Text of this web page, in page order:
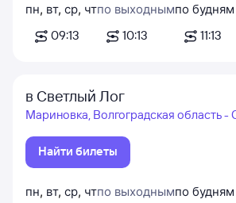
пн, вт, ср, чт
09:13
по выходным
10:13
по будням
11:13
в Светлый Лог
Мариновка, Волгоградская область -
Найти билеты
пн, вт, ср, чтпо выходнымпо будням